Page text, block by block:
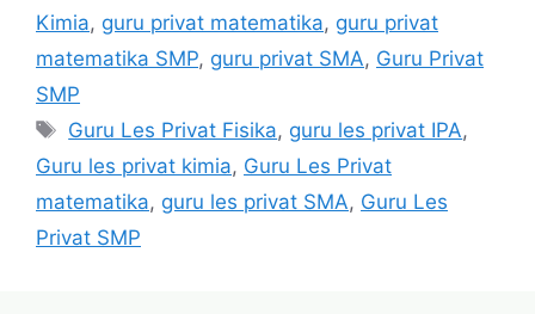
Kimia, guru privat matematika, guru privat
matematika SMP, guru privat SMA, Guru Privat
SMP
Tags
Guru Les Privat Fisika, guru les privat IPA,
Guru les privat kimia, Guru Les Privat
matematika, guru les privat SMA, Guru Les
Privat SMP